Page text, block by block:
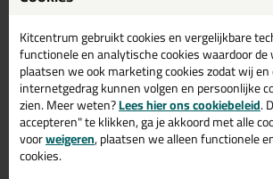
Diaglass voor een transparante, slijtvaste
parketvloeren en traptreden alsmede voor
interieurtoepassingen zoals houten
betimmeringen etc. Diaglass is goed bestand
wijn en diverse huishoudelijke
Kenmerken
Kitcentrum gebruikt cookies en vergelijkbare
functionele en analytische cookies waardoor
plaatsen we ook marketing cookies zodat wij
internetgedrag kunnen volgen en persoonlijke
zien. Meer weten?Lees hier ons cookiebeleid.
accepteren" te klikken, ga je akkoord met alle
voorweigeren, plaatsen we alleen functionele
cookies.